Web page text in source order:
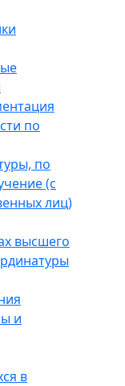
по
по
(с
лиц)
высшего
и
в